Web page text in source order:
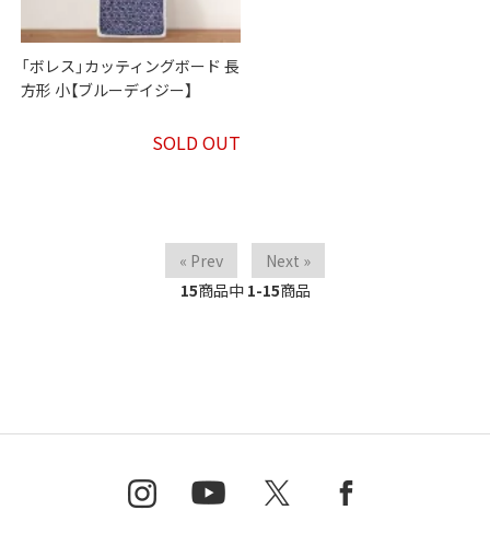
「ボレス」カッティングボード 長
方形 小【ブルーデイジー】
SOLD OUT
« Prev
Next »
15商品中 1-15商品